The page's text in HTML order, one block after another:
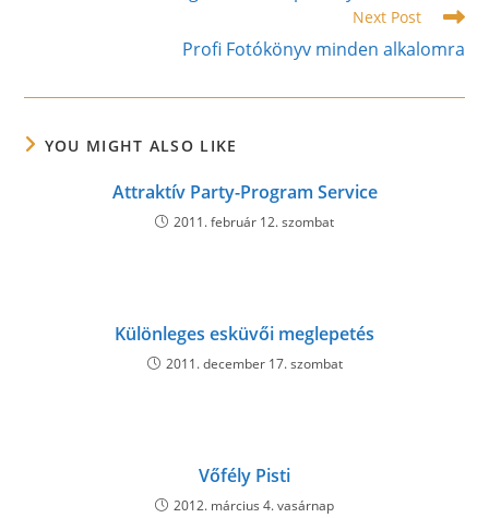
Next Post
Profi Fotókönyv minden alkalomra
YOU MIGHT ALSO LIKE
Attraktív Party-Program Service
2011. február 12. szombat
Különleges esküvői meglepetés
2011. december 17. szombat
Vőfély Pisti
2012. március 4. vasárnap